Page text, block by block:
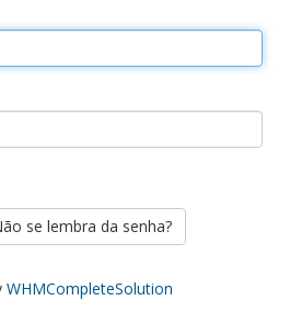
se lembra da senha?
WHMCompleteSolution